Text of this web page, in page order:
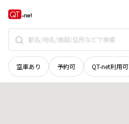
空車あり 予約可 QT-net利用可
北海道